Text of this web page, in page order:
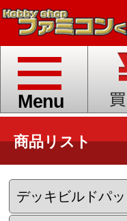
toggle
navigation
Menu
商品リスト